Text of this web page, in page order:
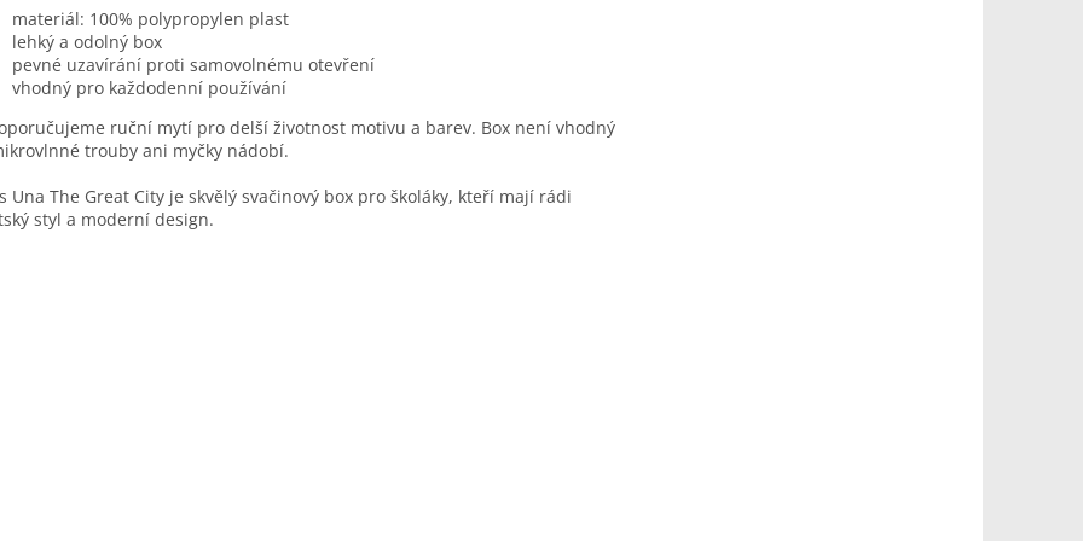
materiál: 100% polypropylen plast
lehký a odolný box
pevné uzavírání proti samovolnému otevření
vhodný pro každodenní používání
ruční mytí pro delší životnost motivu a barev. Box není vhodný
trouby ani myčky nádobí.
Una The Great City je skvělý svačinový box pro školáky, kteří mají rádi
styl a moderní design.